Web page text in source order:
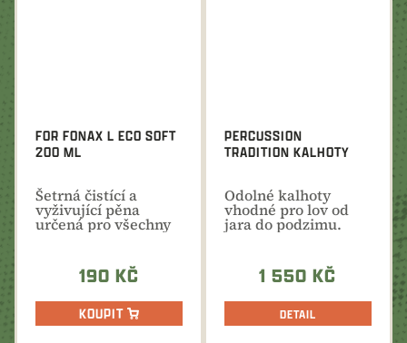
FOR FONAX L ECO SOFT
200 ML
Šetrná čistící a
vyživující pěna
určená pro všechny
druhy kůže a
190 KČ
KOUPIT
PERCUSSION
TRADITION KALHOTY
Odolné kalhoty
vhodné pro lov od
jara do podzimu.
Pevný materiál,
1 550 KČ
DETAIL